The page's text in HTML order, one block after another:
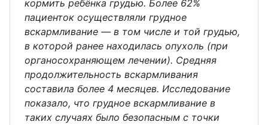
кормить ребёнка грудью. Более 62%
пациенток осуществляли грудное
вскармливание — в том числе и той грудью,
в которой ранее находилась опухоль (при
органосохраняющем лечении). Средняя
продолжительность вскармливания
составила более 4 месяцев. Исследование
показало, что грудное вскармливание в
таких случаях было безопасным с точки